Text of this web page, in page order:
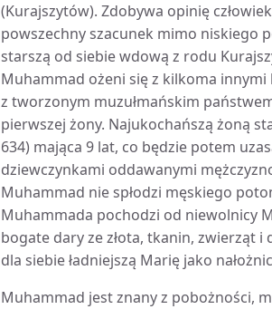
(Kurajszytów). Zdobywa opinię
powszechny szacunek mimo niskiego
starszą od siebie wdową z rodu
Muhammad ożeni się z kilkoma
z tworzonym muzułmańskim
pierwszej żony. Najukochańszą żoną
634) mająca 9 lat, co będzie potem
dziewczynkami oddawanymi
Muhammad nie spłodzi męskiego
Muhammada pochodzi od niewolnicy
bogate dary ze złota, tkanin, zwierząt
dla siebie ładniejszą Marię jako
Muhammad jest znany z pobożności,